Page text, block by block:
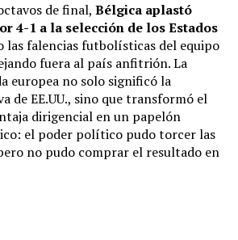
de final, Bélgica aplastó
4-1 a la selección de los Estados
las falencias futbolísticas del equipo
fuera al país anfitrión. La
europea no solo significó la
de EE.UU., sino que transformó el
dirigencial en un papelón
el poder político pudo torcer las
no pudo comprar el resultado en